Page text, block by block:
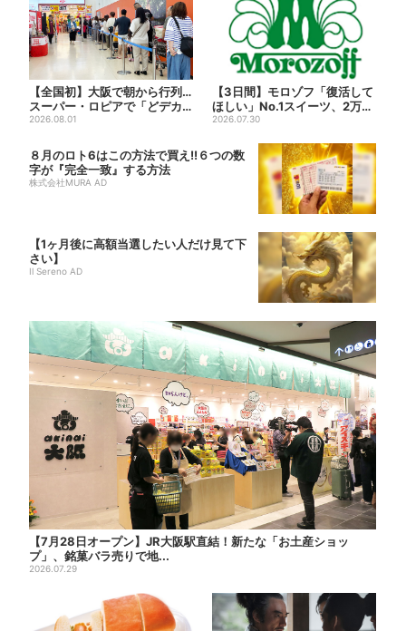
【全国初】大阪で朝から行列…
スーパー・ロピアで「どデカ
抽選会」、開始30分で“1...
2026.08.01
【3日間】モロゾフ「復活して
ほしい」No.1スイーツ、2万3
865票から選ばれた...
2026.07.30
８月のロト6はこの方法で買え!!６つの数
字が『完全一致』する方法
株式会社MURA AD
【1ヶ月後に高額当選したい人だけ見て下
さい】
Il Sereno AD
【7月28日オープン】JR大阪駅直結！新たな「お土産ショッ
プ」、銘菓バラ売りで地...
2026.07.29